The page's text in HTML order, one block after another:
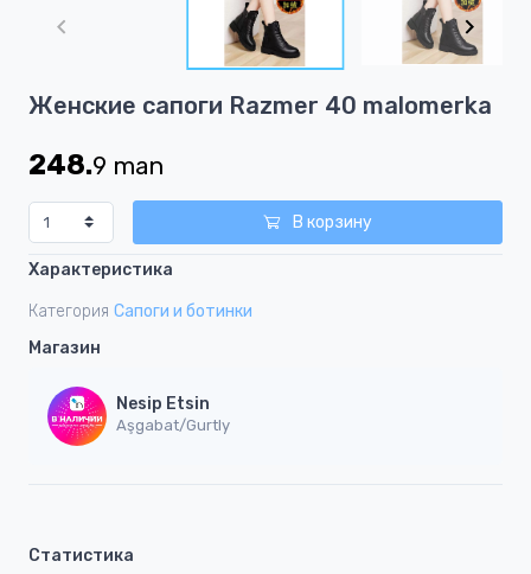
1
3
Женские сапоги Razmer 40 malomerka
248.9 man
В корзину
Характеристика
Категория Сапоги и ботинки
Магазин
Nesip Etsin
Aşgabat/Gurtly
Статистика